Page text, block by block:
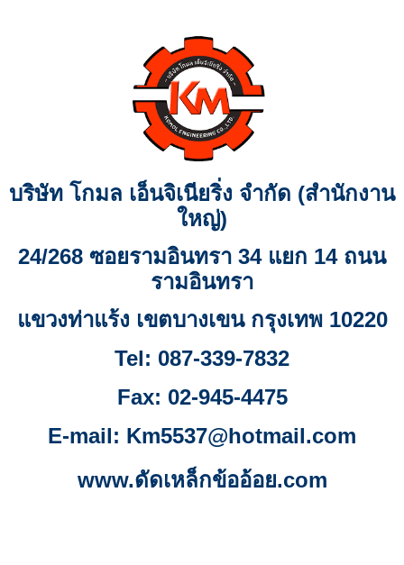
บริษัท โกมล เอ็นจิเนียริ่ง จำกัด (สำนักงาน
ใหญ่)
24/268 ซอยรามอินทรา 34 แยก 14 ถนน
รามอินทรา
แขวงท่าแร้ง เขตบางเขน กรุงเทพ 10220
Tel: 087-339-7832
Fax: 02-945-4475
E-mail: Km5537@hotmail.com
www.ดัดเหล็กข้ออ้อย.com